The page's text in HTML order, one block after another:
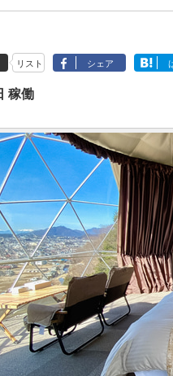
リスト シェア
稼働